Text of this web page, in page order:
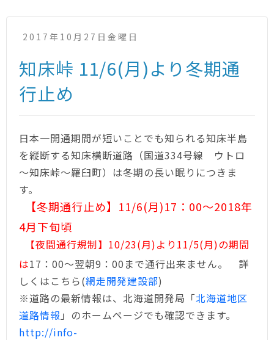
2017年10月27日金曜日
知床峠 11/6(月)より冬期通
行止め
日本一開通期間が短いことでも知られる知床半島
を縦断する知床横断道路（国道334号線 ウトロ
～知床峠～羅臼町）は冬期の長い眠りにつきま
す。
【冬期通行止め】11/6(月)17：00～2018年
4月下旬頃
【夜間通行規制】10/23(月)より11/5(月)の期間
は17：00～翌朝9：00まで通行出来ません。 詳
しくはこちら(網走開発建設部)
※道路の最新情報は、北海道開発局「北海道地区
道路情報 」のホームページでも確認できます。
http://info-